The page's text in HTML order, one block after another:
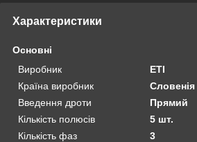
Характеристики
Основні
Виробник
ETI
Країна виробник
Словенія
Введення дроти
Прямий
Кількість полюсів
5 шт.
Кількість фаз
3